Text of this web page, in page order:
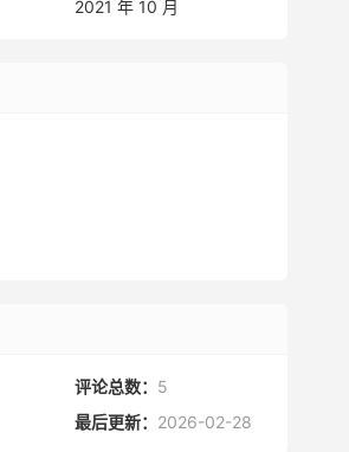
2021 年 10 月
评论总数： 5
最后更新： 2026-02-28